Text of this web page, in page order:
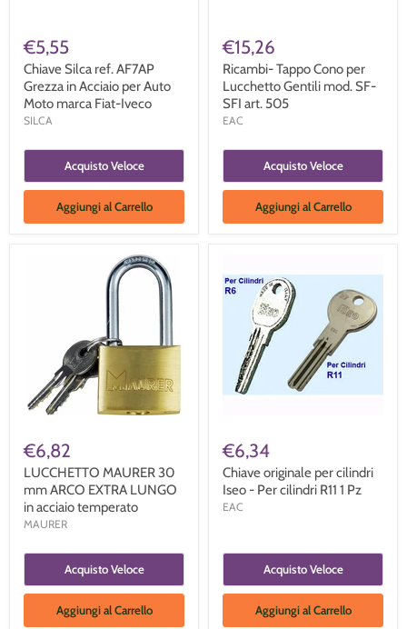
€5,55
Chiave Silca ref. AF7AP
Grezza in Acciaio per Auto
Moto marca Fiat-Iveco
SILCA
Acquisto Veloce
Aggiungi al Carrello
€15,26
Ricambi- Tappo Cono per
Lucchetto Gentili mod. SF-
SFI art. 505
EAC
Acquisto Veloce
Aggiungi al Carrello
€6,82
LUCCHETTO MAURER 30
mm ARCO EXTRA LUNGO
in acciaio temperato
MAURER
Acquisto Veloce
Aggiungi al Carrello
€6,34
Chiave originale per cilindri
Iseo - Per cilindri R11 1 Pz
EAC
Acquisto Veloce
Aggiungi al Carrello